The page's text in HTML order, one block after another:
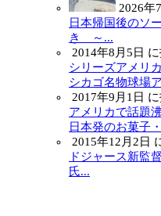
2026年
日本帰国後のソ
き ～...
2014年8月5日
シリーズアメリ
シカゴ名物球場
2017年9月1日
アメリカで話題
日本発のお菓子
2015年12月2日
ドジャース新監
氏...